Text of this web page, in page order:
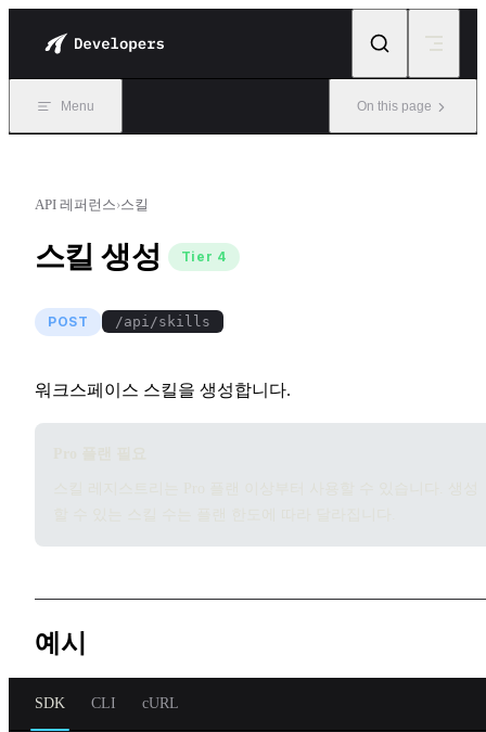
Menu On this page
API 레퍼런스›스킬
스킬 생성 Tier 4
POST /api/skills
워크스페이스 스킬을 생성합니다.
예시
SDK CLI cURL